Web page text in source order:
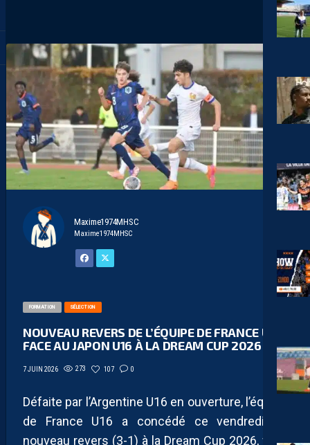
Maxime1974MHSC
Maxime1974MHSC
FORMATION SÉLECTION
NOUVEAU REVERS DE L’ÉQUIPE DE FRANCE U16
FACE AU JAPON U16 À LA DREAM CUP 2026
7 JUIN 2026 273 107 0
Défaite par l’Argentine U16 en ouverture, l’équipe
de France U16 a concédé ce vendredi un
nouveau revers (3-1) à la Dream Cup 2026, face